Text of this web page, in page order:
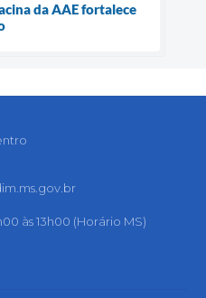
da AAE fortalece
às 13h00 (Horário MS)